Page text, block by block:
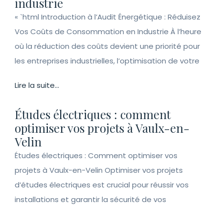
« `html Introduction à l’Audit Énergétique : Réduisez
Vos Coûts de Consommation en Industrie À l’heure
où la réduction des coûts devient une priorité pour
les entreprises industrielles, l’optimisation de votre
Lire la suite...
Études électriques : comment
optimiser vos projets à Vaulx-en-
Velin
Études électriques : Comment optimiser vos
projets à Vaulx-en-Velin Optimiser vos projets
d’études électriques est crucial pour réussir vos
installations et garantir la sécurité de vos